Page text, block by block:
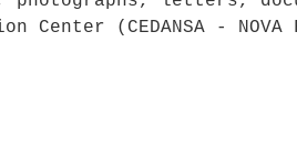
Center (CEDANSA - NOVA